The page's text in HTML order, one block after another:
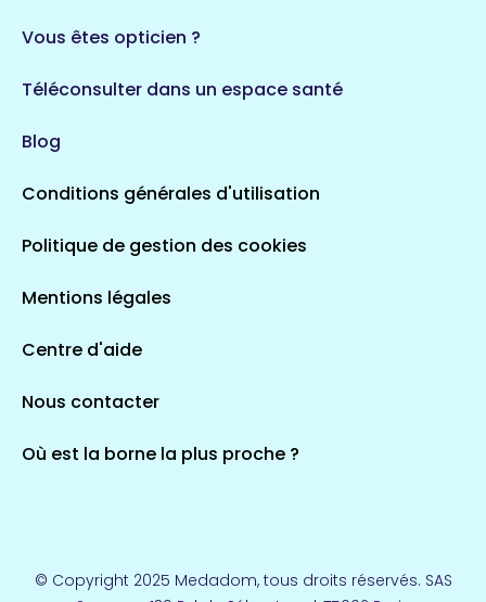
Vous êtes opticien ?
Téléconsulter dans un espace santé
Blog
Conditions générales d'utilisation
Politique de gestion des cookies
Mentions légales
Centre d'aide
Nous contacter
Où est la borne la plus proche ?
© Copyright 2025 Medadom, tous droits réservés. SAS